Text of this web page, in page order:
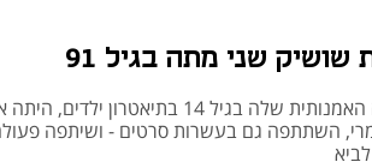
שני מתה בגיל 91
שני, שהחלה את הקריירה האמנותית שלה בגיל 14 בתיאטרון
השתתפה גם בעשרות סרטים - ושיתפה